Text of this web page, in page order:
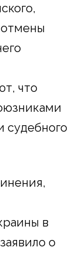
отмены
что
судебного
в
о